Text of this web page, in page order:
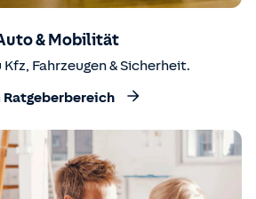
& Mobilität
Fahrzeugen & Sicherheit.
Ratgeberbereich